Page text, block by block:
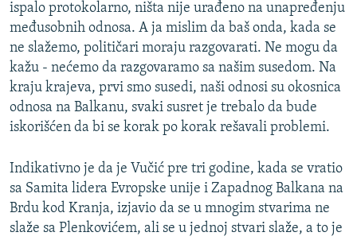
ispalo protokolarno, ništa nije urađeno na unapređenju
međusobnih odnosa. A ja mislim da baš onda, kada se
ne slažemo, političari moraju razgovarati. Ne mogu da
kažu - nećemo da razgovaramo sa našim susedom. Na
kraju krajeva, prvi smo susedi, naši odnosi su okosnica
odnosa na Balkanu, svaki susret je trebalo da bude
iskorišćen da bi se korak po korak rešavali problemi.
Indikativno je da je Vučić pre tri godine, kada se vratio
sa Samita lidera Evropske unije i Zapadnog Balkana na
Brdu kod Kranja, izjavio da se u mnogim stvarima ne
slaže sa Plenkovićem, ali se u jednoj stvari slaže, a to je